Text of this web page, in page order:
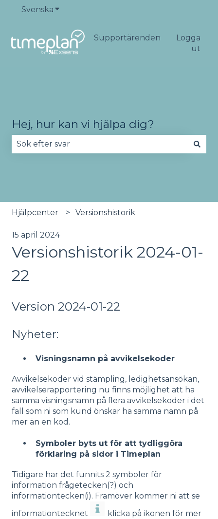
Svenska Visa undermenyer för översättningar
Supportärenden
Logga
ut
Hej, hur kan vi hjälpa dig?
Hjälpcenter Versionshistorik
15 april 2024
Versionshistorik 2024-01-
22
Version 2024-01-22
Nyheter:
Visningsnamn på avvikelsekoder
Avvikelsekoder vid stämpling, ledighetsansökan,
avvikelserapportering nu finns möjlighet att ha
samma visningsnamn på flera avvikelsekoder i det
fall som ni som kund önskar ha samma namn på
mer än en kod.
Symboler byts ut för att tydliggöra
förklaring på sidor i Timeplan
Tidigare har det funnits 2 symboler för
information frågetecken(?) och
informationtecken(i). Framöver kommer ni att se
informationtecknet
klicka på ikonen för mer